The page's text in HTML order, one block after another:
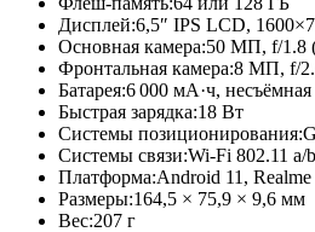
Дисплей:6,5″ IPS LCD,
Основная камера:50 МП, f/1.8
Фронтальная камера:8 МП, f/
Батарея:6 000 мА·ч, несъёмная
Быстрая зарядка:18 Вт
Системы позиционирования:
Системы связи:Wi-Fi 802.11 a/
Платформа:Android 11,
Размеры:164,5 × 75,9 × 9,6 мм
Вес:207 г